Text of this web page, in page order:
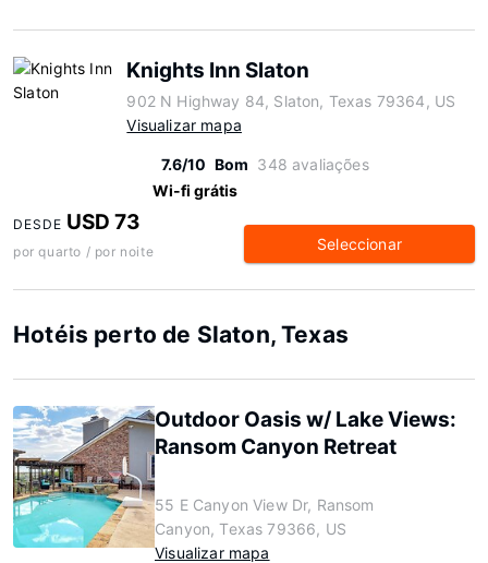
Knights Inn Slaton
902 N Highway 84, Slaton, Texas 79364, US
Visualizar mapa
7.6/10 Bom 348 avaliações
Wi-fi grátis
DESDE USD 73
por quarto / por noite Seleccionar
Hotéis perto de Slaton, Texas
Outdoor Oasis w/ Lake Views:
Ransom Canyon Retreat
55 E Canyon View Dr, Ransom
Canyon, Texas 79366, US
Visualizar mapa